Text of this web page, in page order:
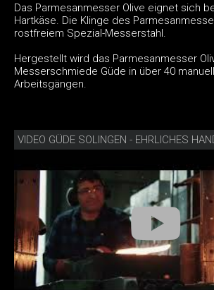
Das Parmesanmesser Olive eignet sich
Hartkäse. Die Klinge des
rostfreiem Spezial-Messerstahl.
Hergestellt wird das Parmesanmesser
Messerschmiede Güde in über 40
Arbeitsgängen.
VIDEO GÜDE SOLINGEN - EHRLICHES